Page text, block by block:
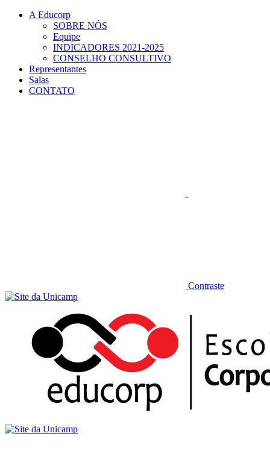
Conteúdo principal
A Educorp
SOBRE NÓS
Equipe
INDICADORES 2021-2025
CONSELHO CONSULTIVO
Representantes
Salas
CONTATO
Contraste